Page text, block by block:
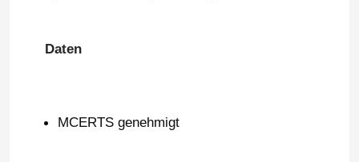
Daten
MCERTS genehmigt